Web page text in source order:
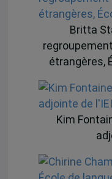
Britta
étrangères,
Kim